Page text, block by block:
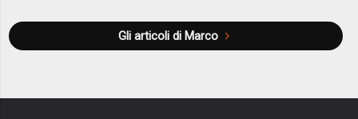
Gli articoli di Marco